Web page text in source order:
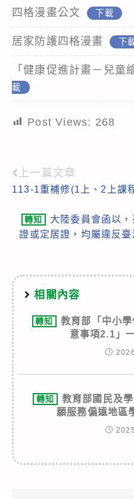
四格漫畫公文 下載
居家防護四格漫畫 下
「健康促進計畫－兒童
載
Post Views: 268
Read
more
articles
上一篇文章
113-1重補修(1上、2上課
轉知
大陸委員會函以
證或定居證，均屬違反
相關內容
轉知
教育部「中小
意事項2.1」
轉知
教育部國民及
願服務偏遠地區